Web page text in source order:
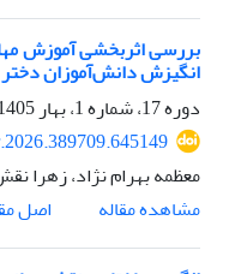
بررسی اثربخشی آموزش
انگیزش دانش‌آموزان ‏دختر
دوره 17، شماره 1، بهار 1405، صفحه
معظمه بهرام نژاد، زهرا
مشاهده مقاله
اصل